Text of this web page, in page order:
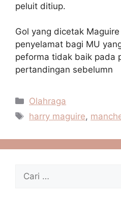
peluit ditiup.
Gol yang dicetak
penyelamat bagi MU
peforma tidak baik pada
pertandingan sebelumn
Kategori
Olahraga
Tag
harry maguire,
Cari